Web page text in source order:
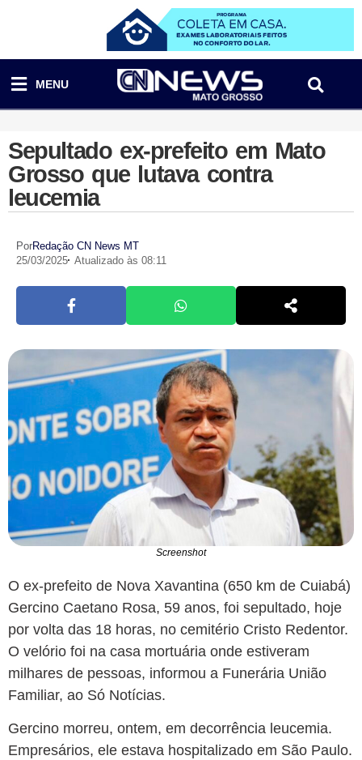
MENU
Sepultado ex-prefeito em Mato
Grosso que lutava contra
leucemia
PorRedação CN News MT
25/03/2025 Atualizado às 08:11
Screenshot
O ex-prefeito de Nova Xavantina (650 km de Cuiabá)
Gercino Caetano Rosa, 59 anos, foi sepultado, hoje
por volta das 18 horas, no cemitério Cristo Redentor.
O velório foi na casa mortuária onde estiveram
milhares de pessoas, informou a Funerária União
Familiar, ao Só Notícias.
Gercino morreu, ontem, em decorrência leucemia.
Empresários, ele estava hospitalizado em São Paulo.